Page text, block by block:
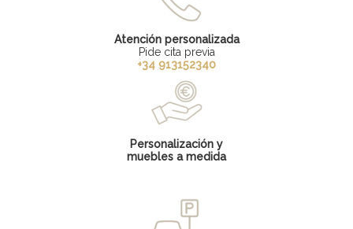
Atención personalizada
Pide cita previa
+34 913152340
Personalización y
muebles a medida